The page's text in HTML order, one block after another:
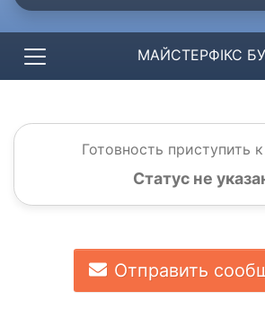
МАЙСТЕРФІКС
Готовность приступить
Статус не
Отправить